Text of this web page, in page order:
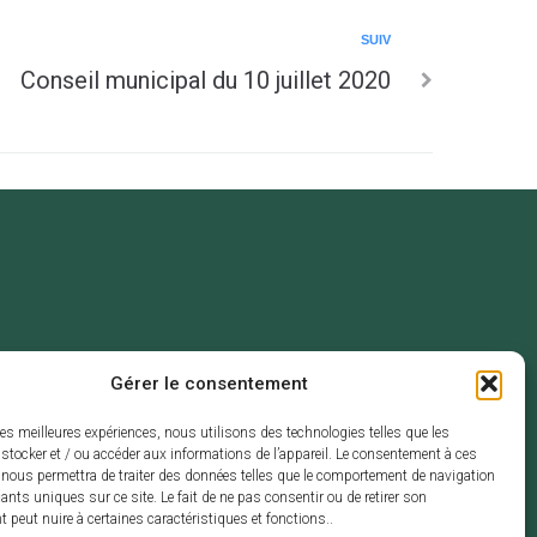
Gérer le consentement
meilleures expériences, nous utilisons des technologies telles que les
et / ou accéder aux informations de l’appareil. Le consentement à ces
permettra de traiter des données telles que le comportement de navigation
uniques sur ce site. Le fait de ne pas consentir ou de retirer son
peut nuire à certaines caractéristiques et fonctions..
SUIV
Conseil municipal du 10 juillet 2020